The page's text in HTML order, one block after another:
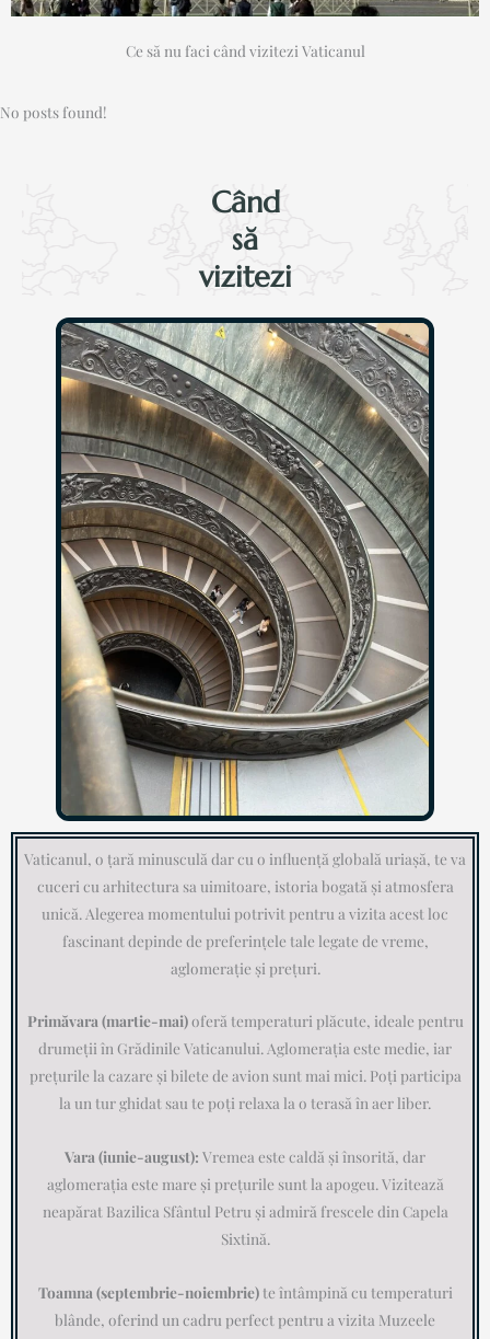
Ce să nu faci când vizitezi Vaticanul
No posts found!
Când
să
vizitezi
Vaticanul, o țară minusculă dar cu o influență globală uriașă, te va
cuceri cu arhitectura sa uimitoare, istoria bogată și atmosfera
unică. Alegerea momentului potrivit pentru a vizita acest loc
fascinant depinde de preferințele tale legate de vreme,
aglomerație și prețuri.
Primăvara (martie-mai)oferă temperaturi plăcute, ideale pentru
drumeții în Grădinile Vaticanului. Aglomerația este medie, iar
prețurile la cazare și bilete de avion sunt mai mici. Poți participa
la un tur ghidat sau te poți relaxa la o terasă în aer liber.
Vara (iunie-august): Vremea este caldă și însorită, dar
aglomerația este mare și prețurile sunt la apogeu. Vizitează
neapărat Bazilica Sfântul Petru și admiră frescele din Capela
Sixtină.
Toamna (septembrie-noiembrie)te întâmpină cu temperaturi
blânde, oferind un cadru perfect pentru a vizita Muzeele